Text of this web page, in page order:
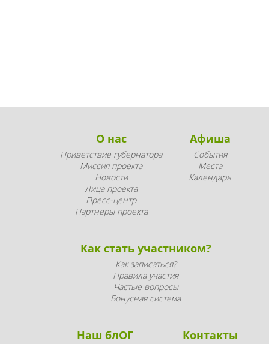
О нас
Приветствие губернатора
Миссия проекта
Новости
Лица проекта
Пресс-центр
Партнеры проекта
Афиша
События
Места
Календарь
Как стать участником?
Как записаться?
Правила участия
Частые вопросы
Бонусная система
Наш блОГ Контакты